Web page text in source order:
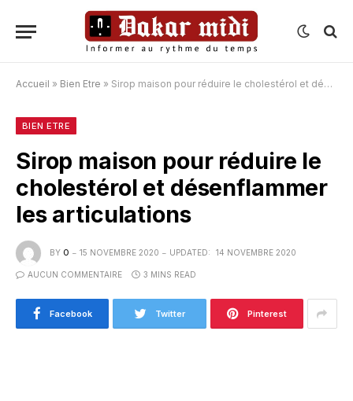
Accueil » Bien Etre » Sirop maison pour réduire le cholestérol et désenflammer les articulations
BIEN ETRE
Sirop maison pour réduire le
cholestérol et désenflammer
les articulations
BY O 15 NOVEMBRE 2020 UPDATED: 14 NOVEMBRE 2020
AUCUN COMMENTAIRE 3 MINS READ
Facebook Twitter Pinterest